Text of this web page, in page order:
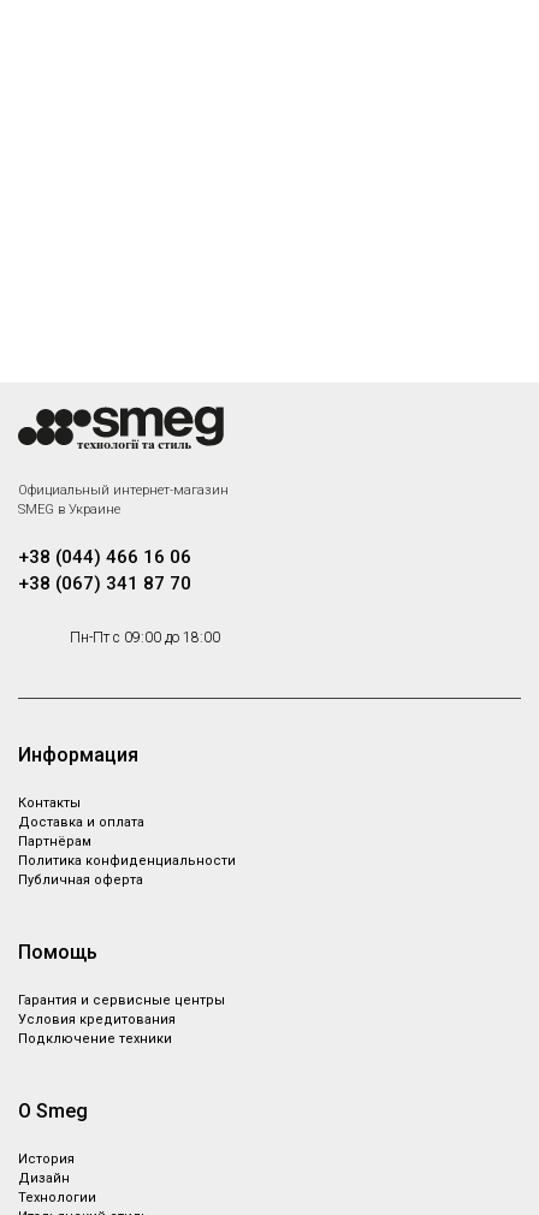
Официальный интернет-магазин
SMEG в Украине
+38 (044) 466 16 06
+38 (067) 341 87 70
Пн-Пт с 09:00 до 18:00
Информация
Контакты
Доставка и оплата
Партнёрам
Политика конфиденциальности
Публичная оферта
Помощь
Гарантия и сервисные центры
Условия кредитования
Подключение техники
О Smeg
История
Дизайн
Технологии